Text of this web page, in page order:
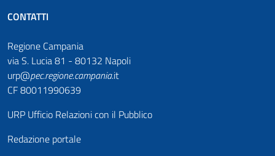
CONTATTI
Regione Campania
via S. Lucia 81 - 80132 Napoli
urp@pec.regione.campania.it
CF 80011990639
URP Ufficio Relazioni con il Pubblico
Redazione portale